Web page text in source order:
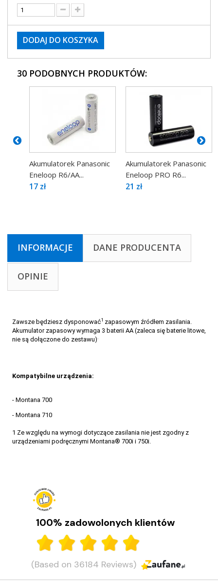
DODAJ DO KOSZYKA
30 PODOBNYCH PRODUKTÓW:
Akumulatorek Panasonic
Eneloop R6/AA...
17 zł
Akumulatorek Panasonic
Eneloop PRO R6...
21 zł
INFORMACJE DANE PRODUCENTA
OPINIE
Zawsze będziesz dysponować1 zapasowym źródłem zasilania.
Akumulator zapasowy wymaga 3 baterii AA (zaleca się baterie litowe,
nie są dołączone do zestawu)
Kompatybilne urządzenia:
- Montana 700
- Montana 710
1 Ze względu na wymogi dotyczące zasilania nie jest zgodny z
urządzeniami podręcznymi Montana® 700i i 750i.
100% zadowolonych klientów
(Based on 36184 Reviews)